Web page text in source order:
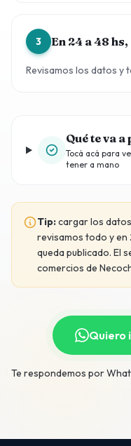
3 En 24 a 48
Revisamos los datos y
Qué te va
Tocá acá para
tener a mano
Tip:cargar los
revisamos todo y en
queda publicado. El
comercios de
Quiero
Te respondemos por